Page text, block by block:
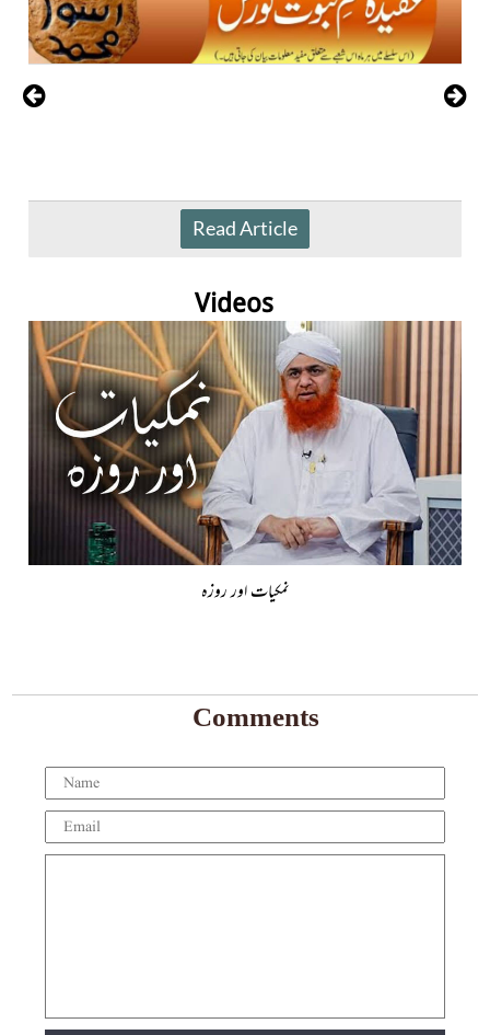
Read Article
Videos
نمکیات اور روزہ
Comments